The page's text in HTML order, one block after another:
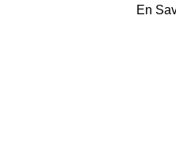
En